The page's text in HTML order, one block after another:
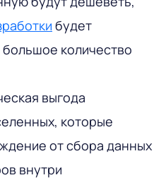
будет
количество
выгода
которые
от сбора данных
внутри